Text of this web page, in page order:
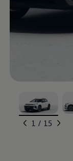
, 1 de 15
1 / 15